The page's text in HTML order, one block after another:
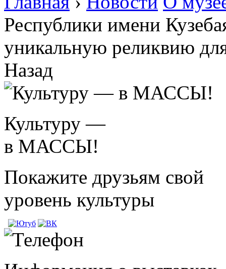
Республики имени
уникальную реликвию
Назад
Культуру —
в МАССЫ!
Покажите друзьям свой
уровень культуры